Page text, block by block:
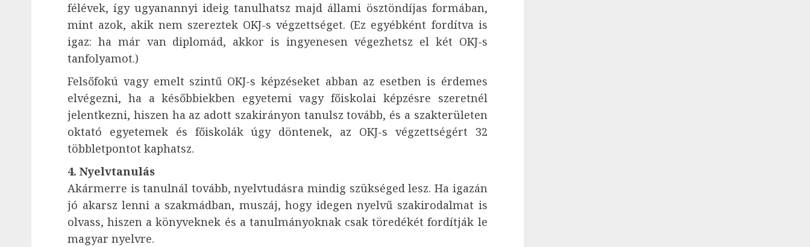
félévek, így ugyanannyi ideig tanulhatsz majd állami ösztöndíjas formában,
mint azok, akik nem szereztek OKJ-s végzettséget. (Ez egyébként fordítva is
igaz: ha már van diplomád, akkor is ingyenesen végezhetsz el két OKJ-s
tanfolyamot.)
Felsőfokú vagy emelt szintű OKJ-s képzéseket abban az esetben is érdemes
elvégezni, ha a későbbiekben egyetemi vagy főiskolai képzésre szeretnél
jelentkezni, hiszen ha az adott szakirányon tanulsz tovább, és a szakterületen
oktató egyetemek és főiskolák úgy döntenek, az OKJ-s végzettségért 32
többletpontot kaphatsz.
4. Nyelvtanulás
Akármerre is tanulnál tovább, nyelvtudásra mindig szükséged lesz. Ha igazán
jó akarsz lenni a szakmádban, muszáj, hogy idegen nyelvű szakirodalmat is
olvass, hiszen a könyveknek és a tanulmányoknak csak töredékét fordítják le
magyar nyelvre.